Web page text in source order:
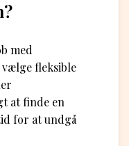
med
fleksible
at finde en
for at undgå